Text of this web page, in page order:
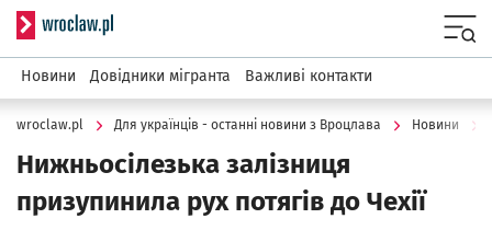
Serwis informacyjny wroclaw.pl
Новини Довідники мігранта Важливі контакти
wroclaw.pl Для українців - останні новини з Вроцлава Новини
Нижньосілезька залізниця
призупинила рух потягів до Чехії